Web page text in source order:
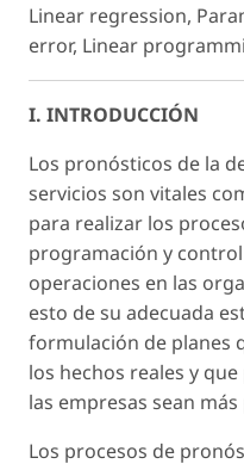
Linear regression,
error, Linear
I. INTRODUCCIÓN
Los pronósticos de la
servicios son vitales
para realizar los
programación y
operaciones en las
esto de su adecuada
formulación de planes
los hechos reales y
las empresas sean
Los procesos de